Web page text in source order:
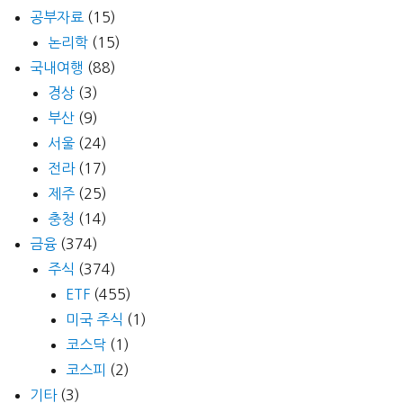
공부자료 (15)
논리학 (15)
국내여행 (88)
경상 (3)
부산 (9)
서울 (24)
전라(17)
제주 (25)
충청 (14)
금융 (374)
주식 (374)
ETF (455)
미국 주식 (1)
코스닥 (1)
코스피 (2)
기타(3)